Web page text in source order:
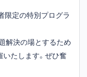
限定の特別プログラ
解決の場とするため
いたします。ぜひ奮